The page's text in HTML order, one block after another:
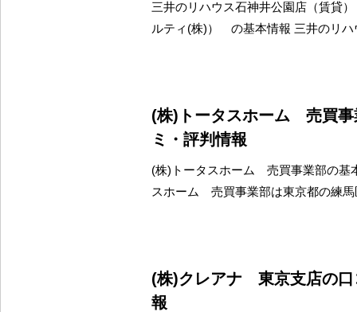
三井のリハウス石神井公園店（賃貸
ルティ(株)） の基本情報 三井のリハ
(株)トータスホーム 売買事
ミ・評判情報
(株)トータスホーム 売買事業部の基
スホーム 売買事業部は東京都の練馬
(株)クレアナ 東京支店の口
報